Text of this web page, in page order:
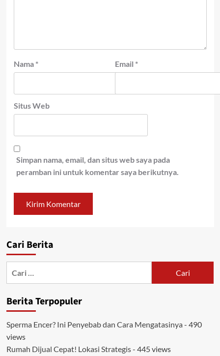
Nama * Email *
Situs Web
Simpan nama, email, dan situs web saya pada
peramban ini untuk komentar saya berikutnya.
Cari Berita
Berita Terpopuler
Sperma Encer? Ini Penyebab dan Cara Mengatasinya - 490
views
Rumah Dijual Cepat! Lokasi Strategis- 445 views